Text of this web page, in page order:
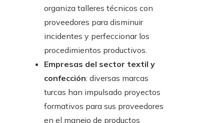
organiza talleres técnicos con
proveedores para disminuir
incidentes y perfeccionar los
procedimientos productivos.
Empresas del sector textil y
confección: diversas marcas
turcas han impulsado proyectos
formativos para sus proveedores
en el manejo de productos